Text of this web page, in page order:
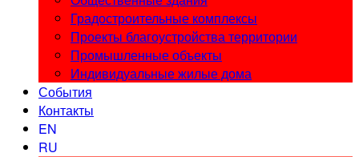
Градостроительные комплексы
Проекты благоустройства территории
Промышленные объекты
Индивидуальные жилые дома
События
Контакты
EN
RU